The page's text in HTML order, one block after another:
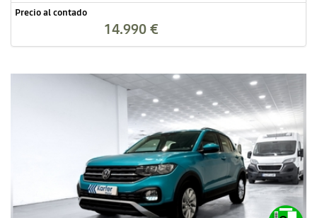
Precio al contado
14.990 €